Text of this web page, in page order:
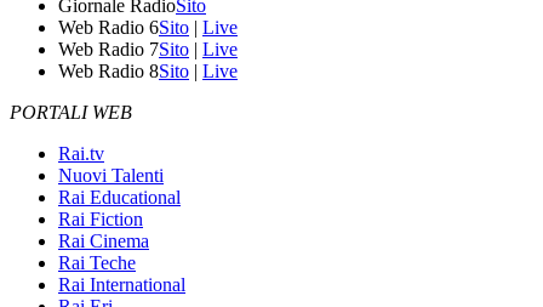
Giornale RadioSito
Web Radio 6Sito | Live
Web Radio 7Sito | Live
Web Radio 8Sito | Live
PORTALI WEB
Rai.tv
Nuovi Talenti
Rai Educational
Rai Fiction
Rai Cinema
Rai Teche
Rai International